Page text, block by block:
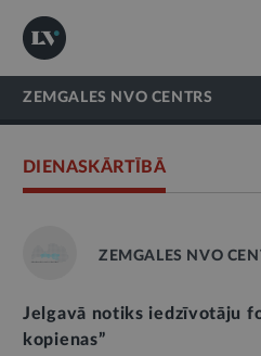
ZEMGALES NVO CENTRS
DIENASKĀRTĪBĀ
ZEMGALES NVO
Jelgavā notiks iedzīvotāju
kopienas”